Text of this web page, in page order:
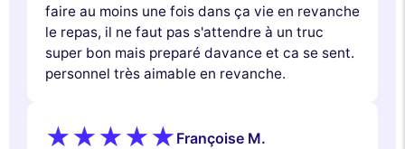
faire au moins une fois dans ça vie en revanche
le repas, il ne faut pas s'attendre à un truc
super bon mais preparé davance et ca se sent.
personnel très aimable en revanche.
Françoise M.